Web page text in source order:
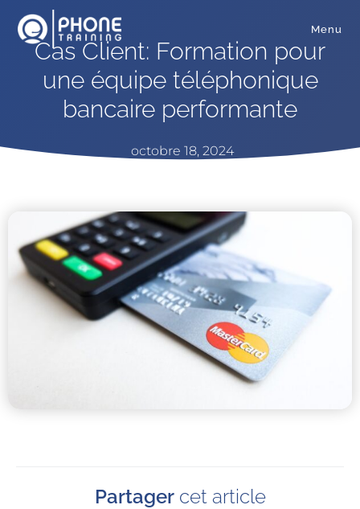
Menu
Cas Client: Formation pour
une équipe téléphonique
bancaire performante
octobre 18, 2024
Partagercet article